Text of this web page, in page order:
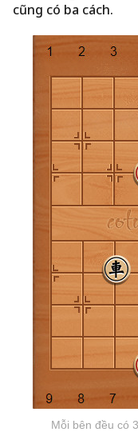
cũng có ba cách.
Mỗi bên đều có